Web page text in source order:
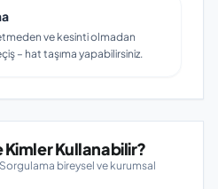
ve kesinti olmadan
– hat taşıma yapabilirsiniz.
Kimler Kullanabilir?
bireysel ve kurumsal